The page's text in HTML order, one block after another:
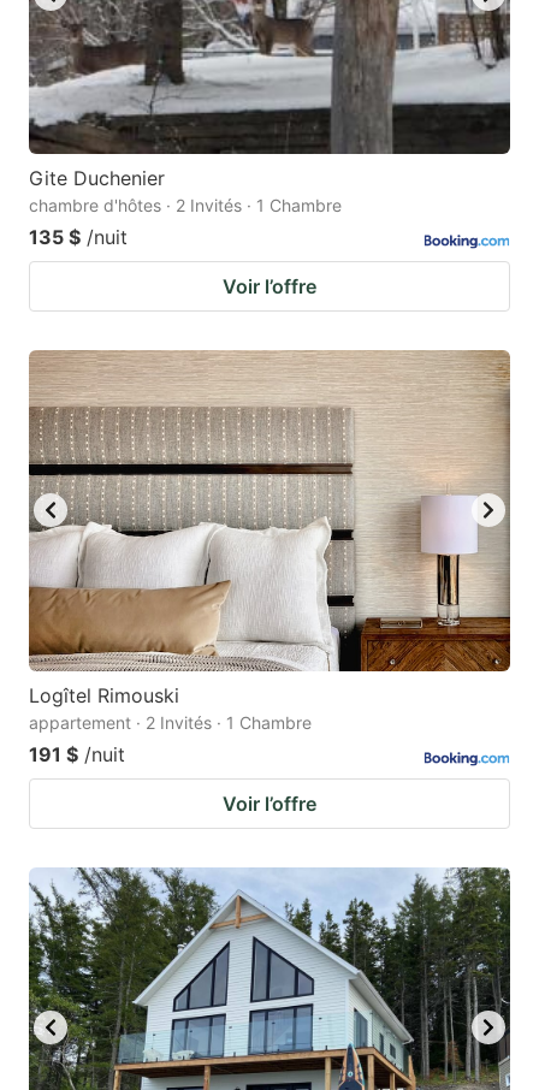
Gite Duchenier
chambre d'hôtes · 2 Invités · 1 Chambre
135 $ /nuit
Voir l’offre
Logîtel Rimouski
appartement · 2 Invités · 1 Chambre
191 $ /nuit
Voir l’offre